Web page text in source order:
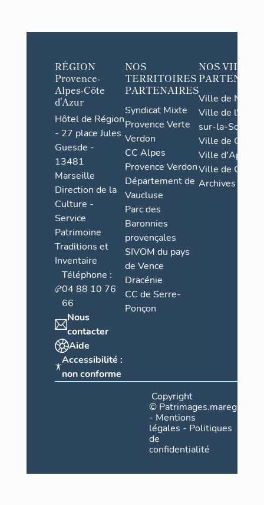
RÉGION
Provence-
Alpes-Côte
d'Azur
Hôtel de Région
- 27 place Jules
Guesde -
13481
Marseille
Direction de la
Culture -
Service
Patrimoine
Traditions et
Inventaire
Téléphone :
04 88 10 76
66
Nous
contacter
Aide
Accessibilité :
non conforme
NOS
TERRITOIRES
PARTENAIRES
Syndicat Mixte
Provence Verte
Verdon
CC Alpes
Provence Verdon
Département de
Vaucluse
Parc des
Baronnies
provençales
SIVOM du pays
de Vence
Dracénie
CC de Serre-
Ponçon
NOS VILLES
Ville de Nice
Ville de l'Isle-
sur-la-Sorgue
Ville de Grasse
Ville d'Apt
Ville de
Archives
Copyright
©
- Mentions
légales - Politiques
de
confidentialité